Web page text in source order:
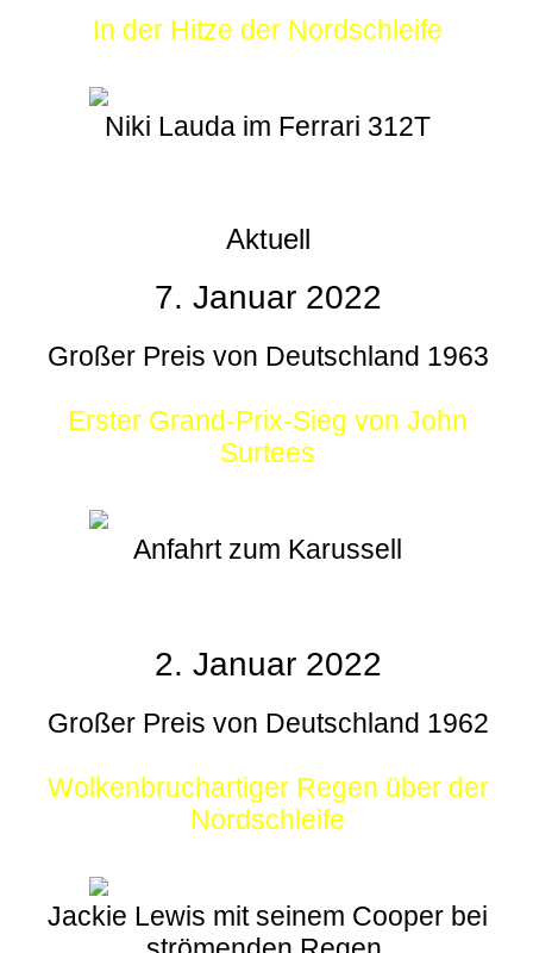
In der Hitze der Nordschleife
Niki Lauda im Ferrari 312T
Aktuell
7. Januar 2022
Großer Preis von Deutschland 1963
Erster Grand-Prix-Sieg von John
Surtees
Anfahrt zum Karussell
2. Januar 2022
Großer Preis von Deutschland 1962
Wolkenbruchartiger Regen über der
Nordschleife
Jackie Lewis mit seinem Cooper bei